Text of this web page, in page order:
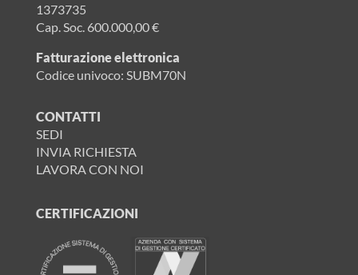
1373735
Cap. Soc. 600.000,00 €
Fatturazione elettronica
Codice univoco: SUBM70N
CONTATTI
SEDI
INVIA RICHIESTA
LAVORA CON NOI
CERTIFICAZIONI